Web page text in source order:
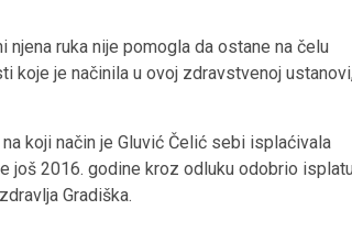
ruka nije pomogla da ostane na čelu
koje je načinila u ovoj zdravstvenoj
koji način je Gluvić Čelić sebi isplaćivala
još 2016. godine kroz odluku odobrio
Gradiška.